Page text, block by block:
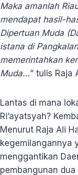
Maka amanlah
mendapat hasil-
Dipertuan Muda
istana di
memerintahkan
Muda…” tulis Raja
Lantas di mana
Ri’ayatsyah?
Menurut Raja Ali
kegemilangannya
menggantikan
pembangunan